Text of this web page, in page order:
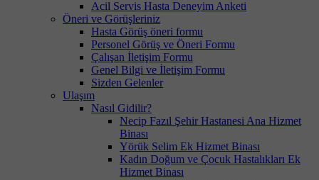
Acil Servis Hasta Deneyim Anketi
Öneri ve Görüşleriniz
Hasta Görüş öneri formu
Personel Görüş ve Öneri Formu
Çalışan İletişim Formu
Genel Bilgi ve İletişim Formu
Sizden Gelenler
Ulaşım
Nasıl Gidilir?
Necip Fazıl Şehir Hastanesi Ana Hizmet
Binası
Yörük Selim Ek Hizmet Binası
Kadın Doğum ve Çocuk Hastalıkları Ek
Hizmet Binası